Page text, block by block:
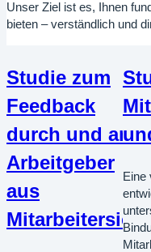
Unser Ziel ist es, Ihnen
bieten – verständlich und
Studie zum
Feedback
durch und an
Arbeitgeber
aus
Mitarbeitersicht
Eine